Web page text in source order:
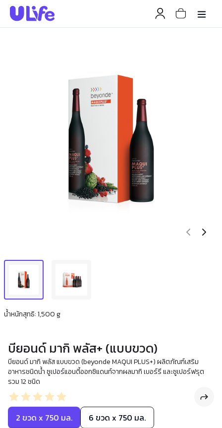
น้ำหนักสุทธิ: 1,500 g
บียอนด์ มากิ พลัส+ (แบบขวด)
บียอนด์ มากิ พลัส แบบขวด (beyonde MAQUI PLUS+) ผลิตภัณฑ์เสริม
อาหารชนิดน้ำ ซูเปอร์แอนตี้ออกซิแดนท์จากผลมากิ เบอร์รี และซูเปอร์ฟรุต
รวม 12 ชนิด
2 ขวด x 750 มล.
6 ขวด x 750 มล.